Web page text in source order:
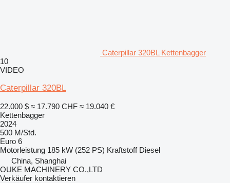
Caterpillar 320BL Kettenbagger
10
VIDEO
Caterpillar 320BL
22.000 $ ≈ 17.790 CHF ≈ 19.040 €
Kettenbagger
2024
500 M/Std.
Euro 6
Motorleistung 185 kW (252 PS) Kraftstoff Diesel
China, Shanghai
OUKE MACHINERY CO.,LTD
Verkäufer kontaktieren